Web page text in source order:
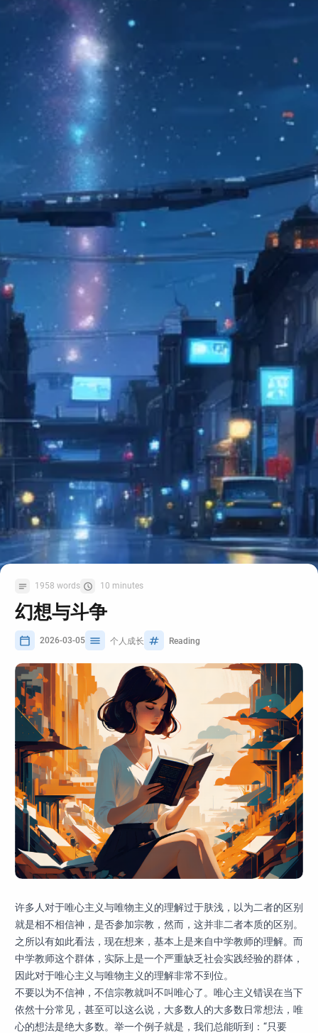
1958 words 10 minutes
幻想与斗争
2026-03-05 个人成长 Reading
许多人对于唯心主义与唯物主义的理解过于肤浅，以为二者的区别
就是相不相信神，是否参加宗教，然而，这并非二者本质的区别。
之所以有如此看法，现在想来，基本上是来自中学教师的理解。而
中学教师这个群体，实际上是一个严重缺乏社会实践经验的群体，
因此对于唯心主义与唯物主义的理解非常不到位。
不要以为不信神，不信宗教就叫不叫唯心了。唯心主义错误在当下
依然十分常见，甚至可以这么说，大多数人的大多数日常想法，唯
心的想法是绝大多数。举一个例子就是，我们总能听到：“只要